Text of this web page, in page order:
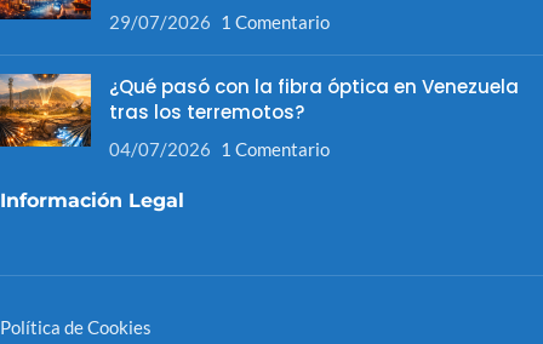
29/07/2026 1 Comentario
¿Qué pasó con la fibra óptica en Venezuela
tras los terremotos?
04/07/2026 1 Comentario
Información Legal
Política de Cookies